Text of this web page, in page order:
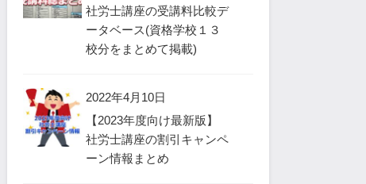
社労士講座の受講料比較デ
ータベース(資格学校１３
校分をまとめて掲載)
2022年4月10日
【2023年度向け最新版】
社労士講座の割引キャンペ
ーン情報まとめ